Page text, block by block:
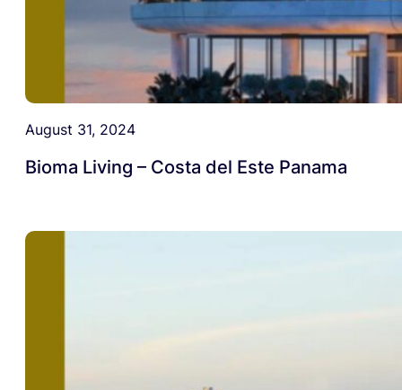
August 31, 2024
Bioma Living – Costa del Este Panama